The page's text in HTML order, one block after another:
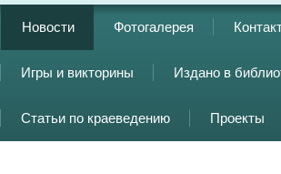
Новости Фотогалерея
Игры и викторины Издано в
Статьи по краеведению Проекты